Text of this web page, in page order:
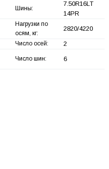
Шины:
7.50R16LT
14PR
Нагрузки по
осям, кг:
2820/4220
Число осей: 2
Число шин: 6